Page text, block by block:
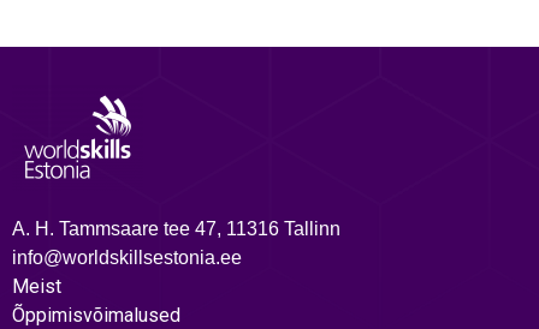
A. H. Tammsaare tee 47, 11316 Tallinn
info@worldskillsestonia.ee
Meist
Õppimisvõimalused